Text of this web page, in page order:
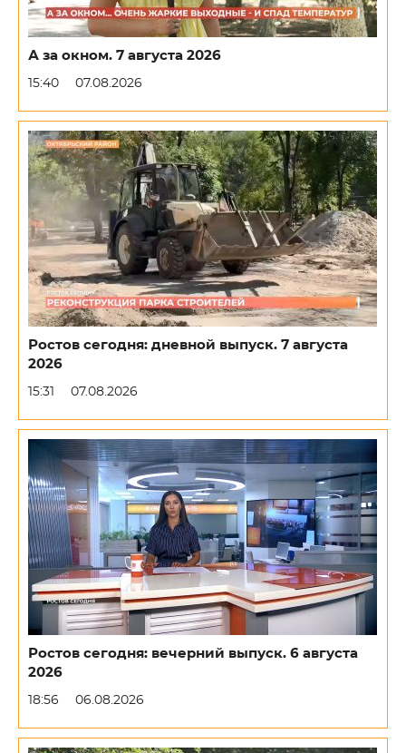
А за окном. 7 августа 2026
15:40 07.08.2026
Ростов сегодня: дневной выпуск. 7 августа
2026
15:31 07.08.2026
Ростов сегодня: вечерний выпуск. 6 августа
2026
18:56 06.08.2026